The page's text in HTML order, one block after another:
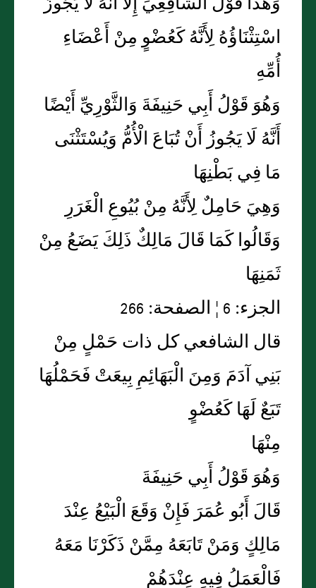
اسْتِثْنَاؤُهُ لِأَنَّهُ كَعُضْوٍ مِنْ أَعْضَاءِ
أُمِّهِ
وَهُوَ قَوْلُ أَبِي حَنِيفَةَ وَالثَّوْرِيِّ أَيْضًا
أَنَّهُ لَا يَجُوزُ أَنْ تُبَاعَ الْأُمُّ وَيُسْتَثْنَى
مَا فِي بَطْنِهَا
وَهِيَ حَامِلٌ لِأَنَّهُ مِنْ بُيُوعِ الْغَرَرِ
وَقَالُوا كَمَا قَالَ مَالِكٌ ذَلِكَ يَضَعُ مِنْ
ثَمَنِهَا
الجزء: 6 ¦ الصفحة: 266
قال الشافعي كل ذات حَمْلٍ مِنْ
بَنِي آدَمَ وَمِنَ الْبَهَائِمِ بِيعَتْ فَحَمْلُهَا
تَبَعٌ لَهَا كَعُضْوٍ
مِنْهَا
وَهُوَ قَوْلُ أَبِي حَنِيفَةَ
قَالَ أَبُو عُمَرَ فَإِنْ وَقَعَ الْبَيْعُ عِنْدَ
مَالِكٍ وَمَنْ تَابَعَهُ مِمَّنْ ذَكَرْنَا مَعَهُ
فَالْعَمَلُ فِيهِ عِنْدَهُمْ